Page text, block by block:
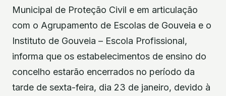
Municipal de Proteção Civil e em articulação
com o Agrupamento de Escolas de Gouveia e o
Instituto de Gouveia – Escola Profissional,
informa que os estabelecimentos de ensino do
concelho estarão encerrados no período da
tarde de sexta-feira, dia 23 de janeiro, devido à